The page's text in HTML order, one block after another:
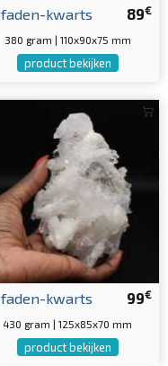
89€
faden-kwarts
380 gram | 110x90x75 mm
product bekijken
99€
faden-kwarts
430 gram | 125x85x70 mm
product bekijken